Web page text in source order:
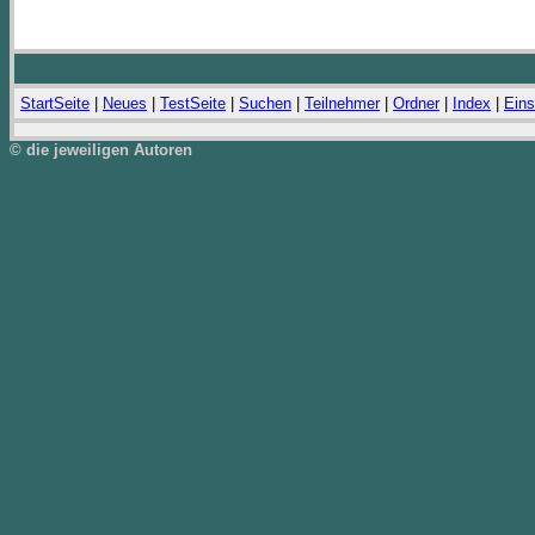
StartSeite Neues TestSeite Suchen Teilnehmer| Ordner| Index
© die jeweiligen Autoren